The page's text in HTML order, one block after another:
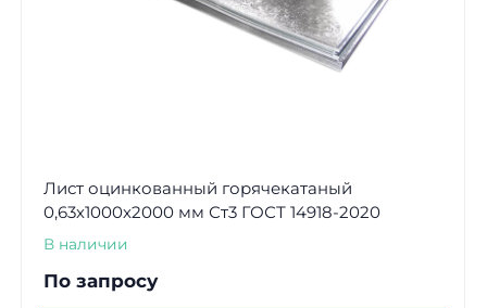
Лист оцинкованный горячекатаный
0,63х1000х2000 мм Ст3 ГОСТ 14918-2020
В наличии
По запросу